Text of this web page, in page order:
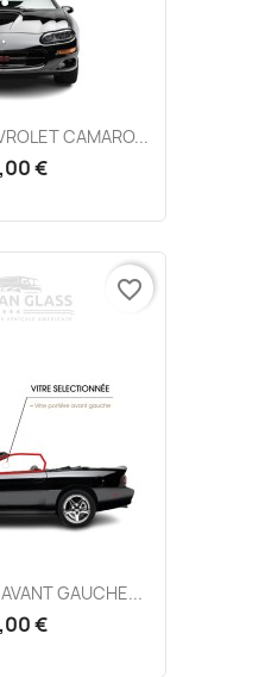
CAMARO...
€
GAUCHE...
€
favorite_border